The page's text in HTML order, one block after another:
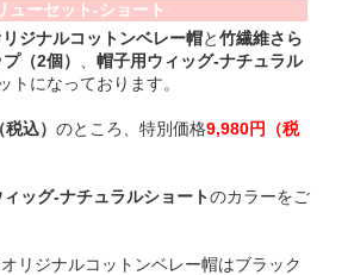
ューセット-ショート
ジナルコットンベレー帽と竹繊維さら
（2個）
帽子用ウィッグ-ナチュラル
トになっております。
込） のところ、特別価格9,980円（税
ッグ-ナチュラルショートのカラーをご
リジナルコットンベレー帽はブラック